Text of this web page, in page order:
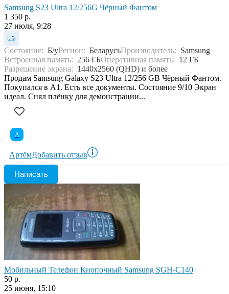
Samsung S23 Ultra 12/256G Чёрный Фантом
1 350 р.
27 июля, 9:28
Состояние: Б/уРегион: БеларусьПроизводитель: Samsung
Встроенная память: 256 ГБОперативная память: 12 ГБ
Разрешение экрана: 1440x2560 (QHD) и более
Продам Samsung Galaxy S23 Ultra 12/256 GB Чёрный Фантом.
Покупался в А1. Есть все документы. Состояние 9/10 Экран
идеал. Снял плёнку для демонстрации...
А
АртёмДобавить отзыв
Написать
Мобильный Телефон Кнопочный Samsung SGH-C140
50 р.
25 июня, 15:10